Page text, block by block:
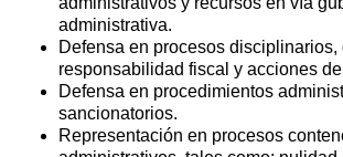
administrativa.
Defensa en procesos disciplinarios,
responsabilidad fiscal y acciones
Defensa en procedimientos
sancionatorios.
Representación en procesos